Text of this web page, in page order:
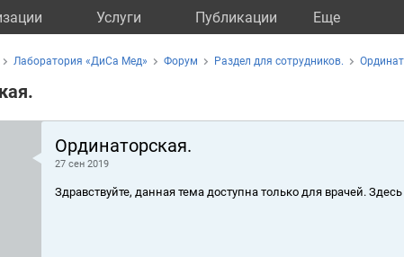
Услуги Публикации Eще
Лаборатория «ДиСа Мед» Форум Раздел для сотрудников.
Ординаторская.
27 сен 2019
Здравствуйте, данная тема доступна только для врачей.